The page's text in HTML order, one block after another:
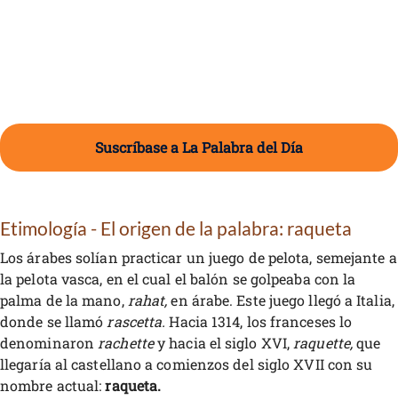
Suscríbase a La Palabra del Día
Etimología - El origen de la palabra: raqueta
Los árabes solían practicar un juego de pelota, semejante a
la pelota vasca, en el cual el balón se golpeaba con la
palma de la mano, rahat,en árabe. Este juego llegó a Italia,
donde se llamó rascetta. Hacia 1314, los franceses lo
denominaron rachettey hacia el siglo XVI, raquette,que
llegaría al castellano a comienzos del siglo XVII con su
nombre actual:raqueta.